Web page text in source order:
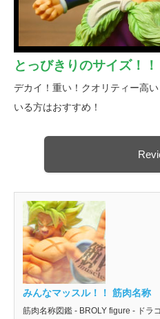
とっびきりのサイズ！！
デカイ！重い！クオリティー高
いる方はおすすめ！
みんなマッスル！！ 筋肉名称
筋肉名称図鑑 - BROLY figure - ドラ